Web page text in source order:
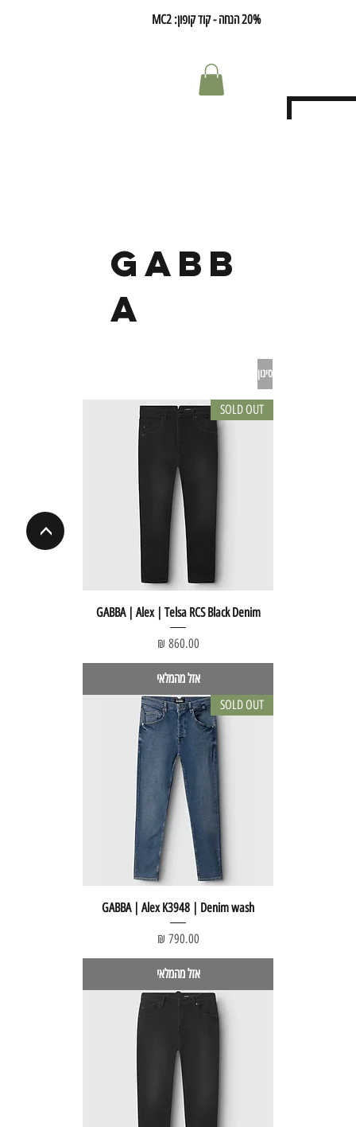
20% הנחה - קוד קופון: MC2
Gabb
a
סינון
SOLD OUT
GABBA | Alex | Telsa RCS Black Denim
מחיר
אזל מהמלאי
SOLD OUT
GABBA | Alex K3948 | Denim wash
מחיר
אזל מהמלאי
<